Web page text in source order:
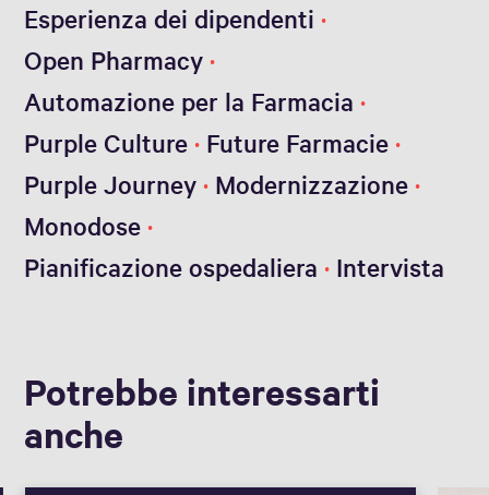
Esperienza dei dipendenti
Open Pharmacy
Automazione per la Farmacia
Purple Culture Future Farmacie
Purple Journey Modernizzazione
Monodose
Pianificazione ospedaliera
Intervista
Potrebbe interessarti
anche